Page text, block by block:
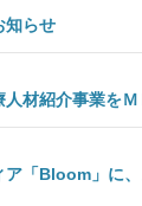
知らせ
材紹介事業を
ア「Bloom」に